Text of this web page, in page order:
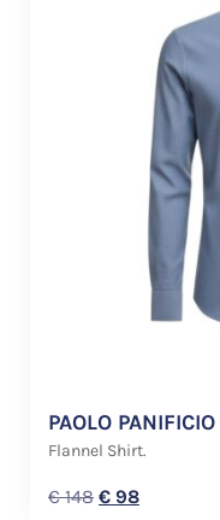
PAOLO PANIFICIO
Flannel Shirt.
€148 € 98